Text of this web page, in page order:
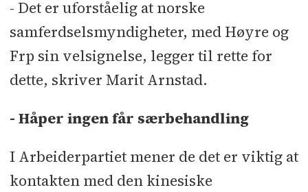
- Det er uforståelig at norske
samferdselsmyndigheter, med Høyre og
Frp sin velsignelse, legger til rette for
dette, skriver Marit Arnstad.
- Håper ingen får særbehandling
I Arbeiderpartiet mener de det er viktig at
kontakten med den kinesiske